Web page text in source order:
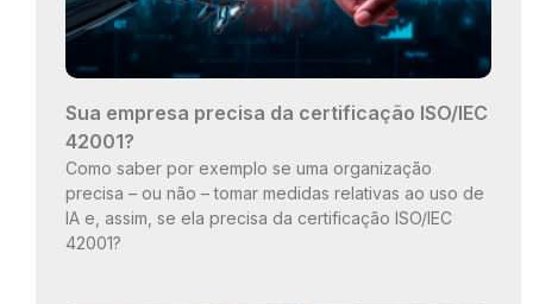
Sua empresa precisa da certificação ISO/IEC
42001?
Como saber por exemplo se uma organização
precisa – ou não – tomar medidas relativas ao uso de
IA e, assim, se ela precisa da certificação ISO/IEC
42001?